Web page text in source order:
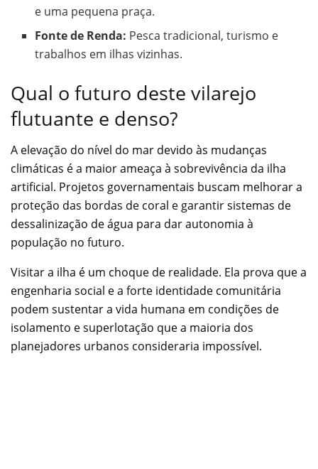
e uma pequena praça.
Fonte de Renda: Pesca tradicional, turismo e
trabalhos em ilhas vizinhas.
Qual o futuro deste vilarejo
flutuante e denso?
A elevação do nível do mar devido às mudanças
climáticas é a maior ameaça à sobrevivência da ilha
artificial. Projetos governamentais buscam melhorar a
proteção das bordas de coral e garantir sistemas de
dessalinização de água para dar autonomia à
população no futuro.
Visitar a ilha é um choque de realidade. Ela prova que a
engenharia social e a forte identidade comunitária
podem sustentar a vida humana em condições de
isolamento e superlotação que a maioria dos
planejadores urbanos consideraria impossível.